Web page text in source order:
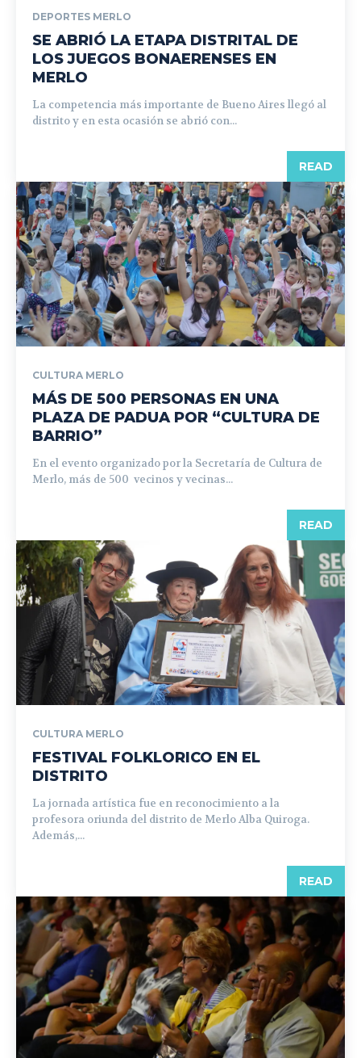
DEPORTES MERLO
SE ABRIÓ LA ETAPA DISTRITAL DE
LOS JUEGOS BONAERENSES EN
MERLO
La competencia más importante de Bueno Aires llegó al
distrito y en esta ocasión se abrió con...
READ
CULTURA MERLO
MÁS DE 500 PERSONAS EN UNA
PLAZA DE PADUA POR “CULTURA DE
BARRIO”
En el evento organizado por la Secretaría de Cultura de
Merlo, más de 500 vecinos y vecinas...
READ
CULTURA MERLO
FESTIVAL FOLKLORICO EN EL
DISTRITO
La jornada artística fue en reconocimiento a la
profesora oriunda del distrito de Merlo Alba Quiroga.
Además,...
READ